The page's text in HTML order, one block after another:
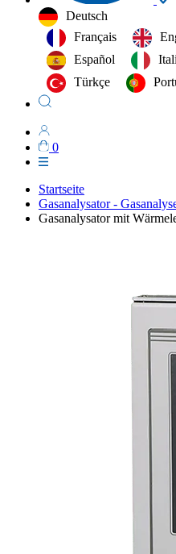
Deutsch
Français
Español
Türkçe
0
Startseite
Gasanalysator -
Gasanalysator mit